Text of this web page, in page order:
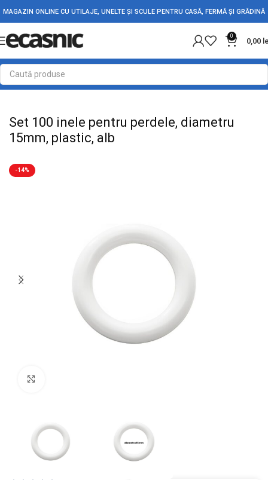
MAGAZIN ONLINE CU UTILAJE, UNELTE ȘI SCULE PENTRU CASĂ, FERMĂ ȘI GRĂDINĂ
0
0,00
Prima pagină Casă Accesorii șină/perdea
Set 100 inele pentru perdele, diametru
15mm, plastic, alb
-14%